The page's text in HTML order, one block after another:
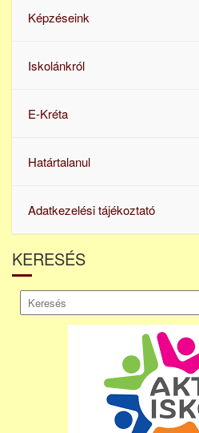
Képzéseink
Iskolánkról
E-Kréta
Határtalanul
Adatkezelési tájékoztató
KERESÉS